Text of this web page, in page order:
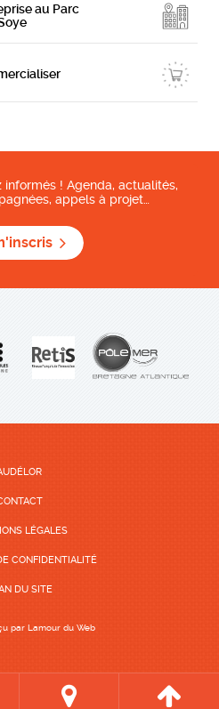
au Parc
informés ! Agenda, actualités,
appels à projet…
LÉGALES
CONFIDENTIALITÉ
DU SITE
parLamour du Web